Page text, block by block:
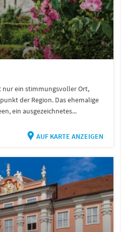
nur ein stimmungsvoller Ort,
der Region. Das ehemalige
ein ausgezeichnetes...
AUF KARTE ANZEIGEN